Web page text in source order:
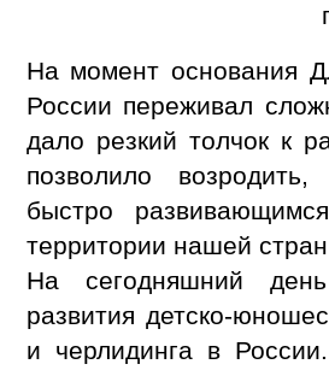
На момент основания
России переживал
дало резкий толчок к
позволило
быстро
территории нашей
На сегодняшний
развития детско-
и черлидинга в